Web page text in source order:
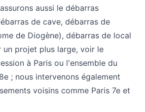
aussi le débarras
de cave, débarras de
de Diogène), débarras de local
un projet plus large, voir le
à Paris ou l'ensemble du
; nous intervenons également
voisins comme Paris 7e et